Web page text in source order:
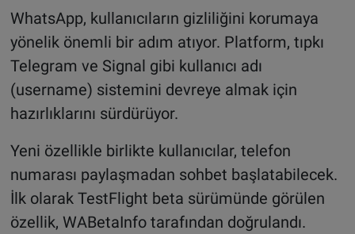
WhatsApp, kullanıcıların gizliliğini korumaya
yönelik önemli bir adım atıyor. Platform, tıpkı
Telegram ve Signal gibi kullanıcı adı
(username) sistemini devreye almak için
hazırlıklarını sürdürüyor.
Yeni özellikle birlikte kullanıcılar, telefon
numarası paylaşmadan sohbet başlatabilecek.
İlk olarak TestFlight beta sürümünde görülen
özellik, WABetaInfo tarafından doğrulandı.